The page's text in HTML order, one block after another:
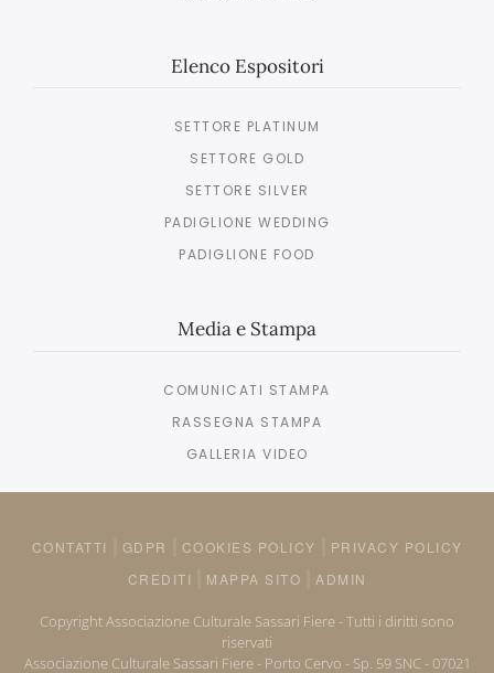
Elenco Espositori
SETTORE PLATINUM
SETTORE GOLD
SETTORE SILVER
PADIGLIONE WEDDING
PADIGLIONE FOOD
Media e Stampa
COMUNICATI STAMPA
RASSEGNA STAMPA
GALLERIA VIDEO
CONTATTI GDPR COOKIES POLICY
PRIVACY POLICY
CREDITI
MAPPA SITO ADMIN
Copyright Associazione Culturale Sassari Fiere - Tutti i diritti sono
riservati
Associazione Culturale Sassari Fiere - Porto Cervo - Sp. 59 SNC - 07021